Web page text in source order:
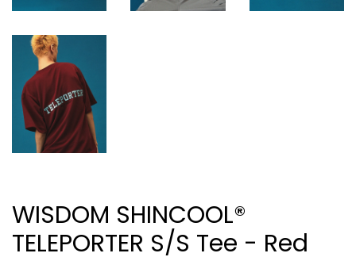
WISDOM SHINCOOL®
TELEPORTER S/S Tee - Red